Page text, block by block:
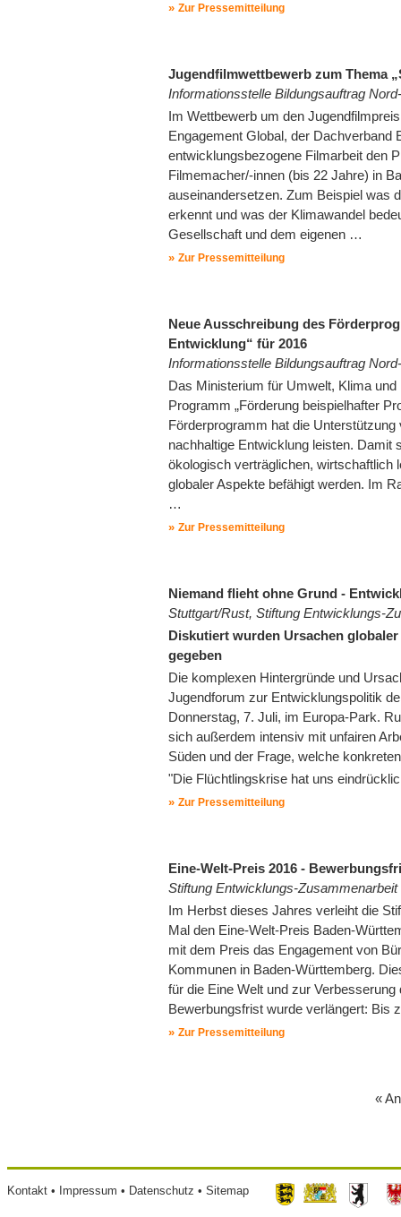
Zur Pressemitteilung
Jugendfilmwettbewerb zum Thema
Informationsstelle Bildungsauftrag
Im Wettbewerb um den
Engagement Global, der Dachverband
entwicklungsbezogene Filmarbeit den
Filmemacher/-innen (bis 22 Jahre) in
auseinandersetzen. Zum Beispiel was
erkennt und was der Klimawandel
Gesellschaft und dem eigenen …
Zur Pressemitteilung
Neue Ausschreibung des
Entwicklung“ für 2016
Informationsstelle Bildungsauftrag
Das Ministerium für Umwelt, Klima
Programm „Förderung beispielhafter
Förderprogramm hat die
nachhaltige Entwicklung leisten. Damit
ökologisch verträglichen, wirtschaftlich
globaler Aspekte befähigt werden. Im
…
Zur Pressemitteilung
Niemand flieht ohne Grund -
Stuttgart/Rust, Stiftung Entwicklungs-
Diskutiert wurden Ursachen
gegeben
Die komplexen Hintergründe und
Jugendforum zur Entwicklungspolitik
Donnerstag, 7. Juli, im Europa-Park.
sich außerdem intensiv mit unfairen
Süden und der Frage, welche
"Die Flüchtlingskrise hat uns
Zur Pressemitteilung
Eine-Welt-Preis 2016 -
Stiftung Entwicklungs-
Im Herbst dieses Jahres verleiht die
Mal den Eine-Welt-Preis Baden-
mit dem Preis das Engagement von
Kommunen in Baden-Württemberg.
für die Eine Welt und zur
Bewerbungsfrist wurde verlängert: Bis
Zur Pressemitteilung
E
«
Footer
Kontakt Impressum Datenschutz Sitemap